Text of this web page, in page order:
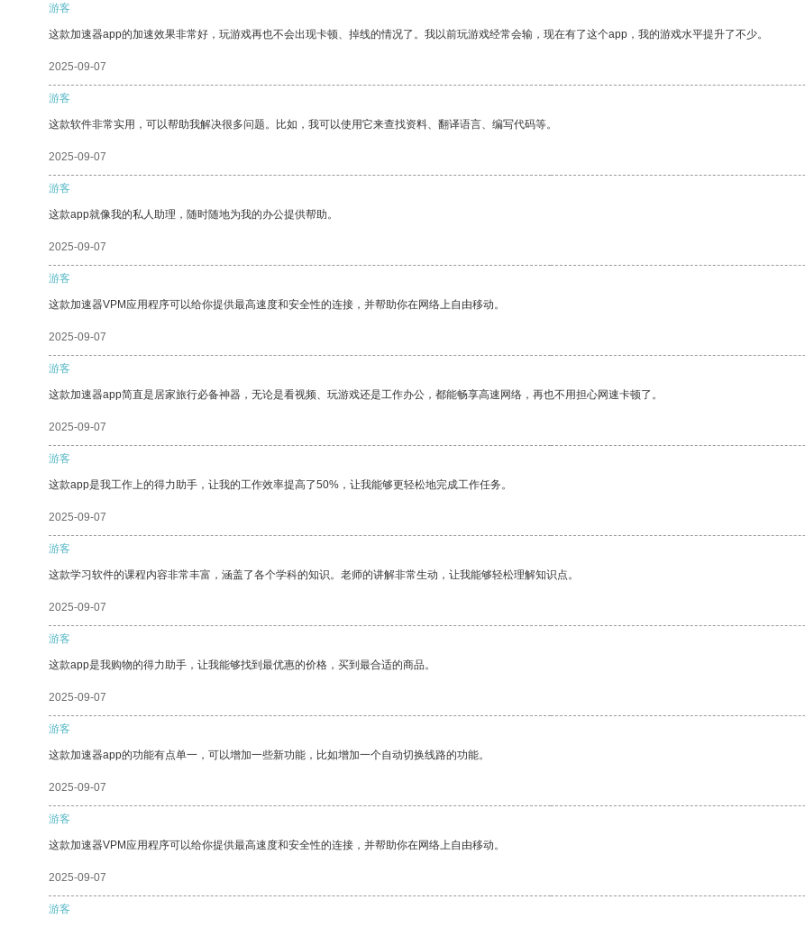
游客
这款加速器app的加速效果非常好，玩游戏再也不会出现卡顿、掉线的情况了。我以前玩游戏经常会输，现在有了这个app，我的游戏水平提升了不少。
2025-09-07
游客
这款软件非常实用，可以帮助我解决很多问题。比如，我可以使用它来查找资料、翻译语言、编写代码等。
2025-09-07
游客
这款app就像我的私人助理，随时随地为我的办公提供帮助。
2025-09-07
游客
这款加速器VPM应用程序可以给你提供最高速度和安全性的连接，并帮助你在网络上自由移动。
2025-09-07
游客
这款加速器app简直是居家旅行必备神器，无论是看视频、玩游戏还是工作办公，都能畅享高速网络，再也不用担心网速卡顿了。
2025-09-07
游客
这款app是我工作上的得力助手，让我的工作效率提高了50%，让我能够更轻松地完成工作任务。
2025-09-07
游客
这款学习软件的课程内容非常丰富，涵盖了各个学科的知识。老师的讲解非常生动，让我能够轻松理解知识点。
2025-09-07
游客
这款app是我购物的得力助手，让我能够找到最优惠的价格，买到最合适的商品。
2025-09-07
游客
这款加速器app的功能有点单一，可以增加一些新功能，比如增加一个自动切换线路的功能。
2025-09-07
游客
这款加速器VPM应用程序可以给你提供最高速度和安全性的连接，并帮助你在网络上自由移动。
2025-09-07
游客